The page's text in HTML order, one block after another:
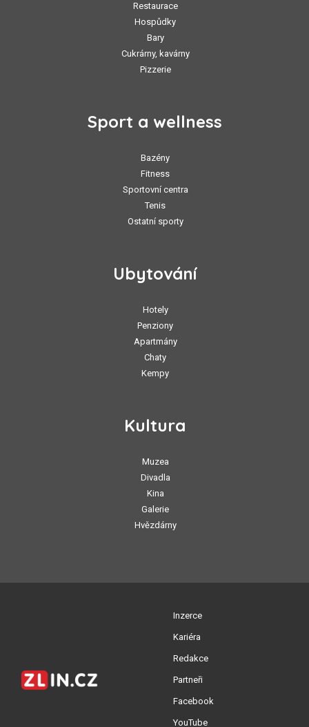
Restaurace
Hospůdky
Bary
Cukrárny, kavárny
Pizzerie
Sport a wellness
Bazény
Fitness
Sportovní centra
Tenis
Ostatní sporty
Ubytování
Hotely
Penziony
Apartmány
Chaty
Kempy
Kultura
Muzea
Divadla
Kina
Galerie
Hvězdárny
Inzerce
Kariéra
Redakce
Partneři
Facebook
YouTube